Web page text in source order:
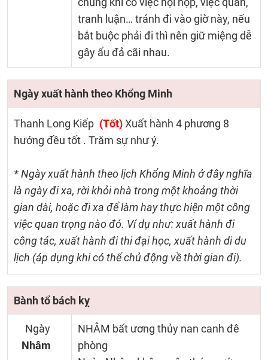
tranh luận… tránh đi vào giờ này, nếu
bắt buộc phải đi thì nên giữ miệng dễ
gây ẩu đả cãi nhau.
Ngày xuất hành theo Khổng Minh
Thanh Long Kiếp (Tốt)Xuất hành 4 phương 8
hướng đều tốt . Trăm sự như ý.
* Ngày xuất hành theo lịch Khổng Minh ở đây nghĩa
là ngày đi xa, rời khỏi nhà trong một khoảng thời
gian dài, hoặc đi xa để làm hay thực hiện một công
việc quan trọng nào đó. Ví dụ như: xuất hành đi
công tác, xuất hành đi thi đại học, xuất hành di du
lịch (áp dụng khi có thể chủ động về thời gian đi).
Bành tổ bách kỵ
Ngày
Nhâm
NHÂM bất ương thủy nan canh đê
phòng